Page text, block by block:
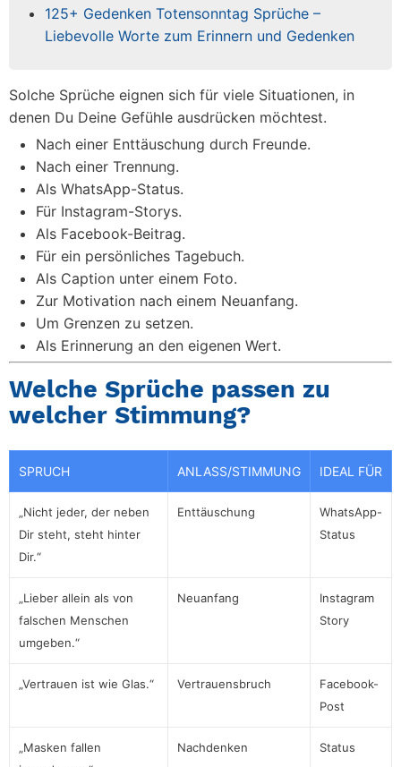
125+ Gedenken Totensonntag Sprüche –
Liebevolle Worte zum Erinnern und Gedenken
Solche Sprüche eignen sich für viele Situationen, in
denen Du Deine Gefühle ausdrücken möchtest.
Nach einer Enttäuschung durch Freunde.
Nach einer Trennung.
Als WhatsApp-Status.
Für Instagram-Storys.
Als Facebook-Beitrag.
Für ein persönliches Tagebuch.
Als Caption unter einem Foto.
Zur Motivation nach einem Neuanfang.
Um Grenzen zu setzen.
Als Erinnerung an den eigenen Wert.
Welche Sprüche passen zu
welcher Stimmung?
SPRUCH ANLASS/STIMMUNG IDEAL FÜR
„Nicht jeder, der neben
Dir steht, steht hinter
Dir.“
Enttäuschung
WhatsApp-
Status
„Lieber allein als von
falschen Menschen
umgeben.“
Neuanfang
Instagram
Story
„Vertrauen ist wie Glas.“ Vertrauensbruch
Facebook-
Post
„Masken fallen
Nachdenken Status